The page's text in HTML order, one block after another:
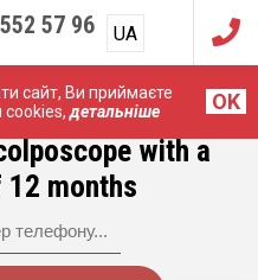
сайт, Ви приймаєте
cookies,детальніше OK
57 96 UA
RU
Колоноскопи
with a
12 months